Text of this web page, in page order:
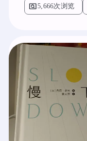
pageview5,666次浏览